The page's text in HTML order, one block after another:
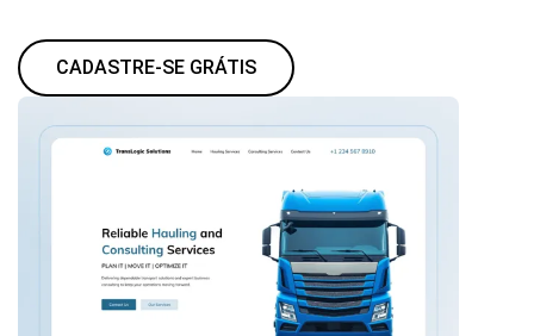
CADASTRE-SE GRÁTIS